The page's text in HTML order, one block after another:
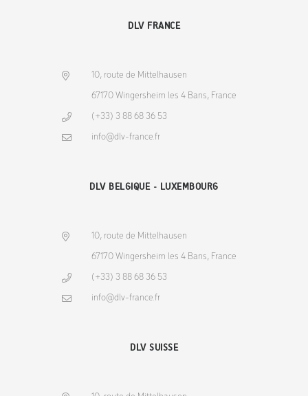
DLV FRANCE
10, route de Mittelhausen
67170 Wingersheim les 4 Bans, France
(+33) 3 88 68 36 53
info@dlv-france.fr
DLV BELGIQUE - LUXEMBOURG
10, route de Mittelhausen
67170 Wingersheim les 4 Bans, France
(+33) 3 88 68 36 53
info@dlv-france.fr
DLV SUISSE